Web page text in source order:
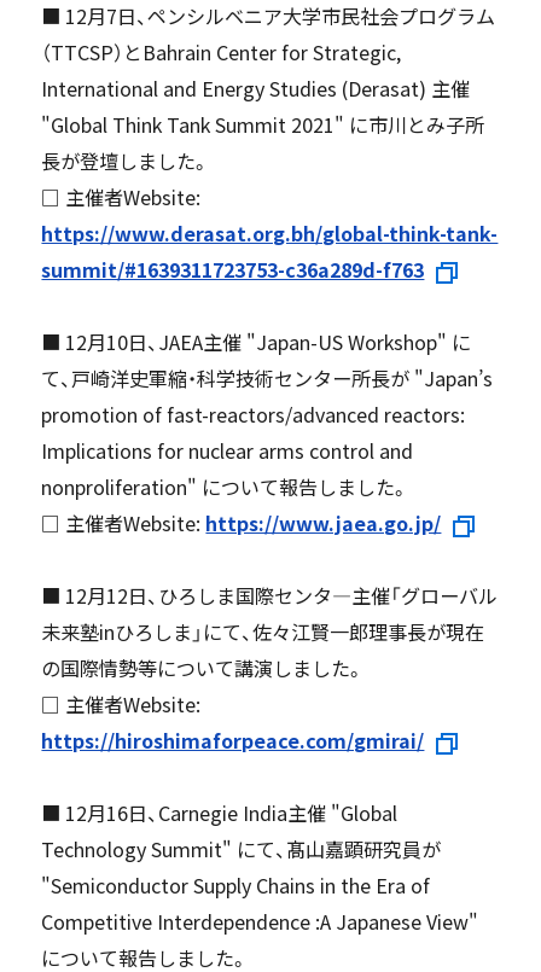
■ 12月7日、ペンシルベニア大学市民社会プログラム
（TTCSP）とBahrain Center for Strategic,
International and Energy Studies (Derasat) 主催
"Global Think Tank Summit 2021" に市川とみ子所
長が登壇しました。
□ 主催者Website:
https://www.derasat.org.bh/global-think-tank-
summit/#1639311723753-c36a289d-f763
■ 12月10日、JAEA主催 "Japan-US Workshop" に
て、戸崎洋史軍縮・科学技術センター所長が "Japan’s
promotion of fast-reactors/advanced reactors:
Implications for nuclear arms control and
nonproliferation" について報告しました。
□ 主催者Website: https://www.jaea.go.jp/
■ 12月12日、ひろしま国際センタ―主催「グローバル
未来塾inひろしま」にて、佐々江賢一郎理事長が現在
の国際情勢等について講演しました。
□ 主催者Website:
https://hiroshimaforpeace.com/gmirai/
■ 12月16日、Carnegie India主催 "Global
Technology Summit" にて、髙山嘉顕研究員が
"Semiconductor Supply Chains in the Era of
Competitive Interdependence :A Japanese View"
について報告しました。